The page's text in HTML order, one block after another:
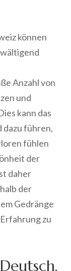
können
Anzahl von
und
kann das
dazu führen,
fühlen
der
daher
der
Gedränge
zu